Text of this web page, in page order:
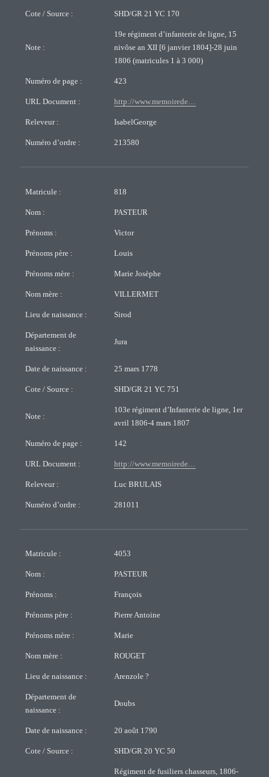
Cote / Source : SHD/GR 21 YC 170
Note :
19e régiment d’infanterie de ligne, 15
nivôse an XII [6 janvier 1804]-28 juin
1806 (matricules 1 à 3 000)
Numéro de page : 423
URL Document : http://www.memoirede…
Releveur : IsabelGeorge
Numéro d’ordre : 213580
Matricule : 818
Nom : PASTEUR
Prénoms : Victor
Prénoms père : Louis
Prénoms mère : Marie Josèphe
Nom mère : VILLERMET
Lieu de naissance : Sirod
Département de
naissance :
Jura
Date de naissance : 25 mars 1778
Cote / Source : SHD/GR 21 YC 751
Note :
103e régiment d’Infanterie de ligne, 1er
avril 1806-4 mars 1807
Numéro de page : 142
URL Document : http://www.memoirede…
Releveur : Luc BRULAIS
Numéro d’ordre : 281011
Matricule : 4053
Nom : PASTEUR
Prénoms : François
Prénoms père : Pierre Antoine
Prénoms mère : Marie
Nom mère : ROUGET
Lieu de naissance : Arenzole ?
Département de
naissance :
Doubs
Date de naissance : 20 août 1790
Cote / Source : SHD/GR 20 YC 50
Régiment de fusiliers chasseurs, 1806-